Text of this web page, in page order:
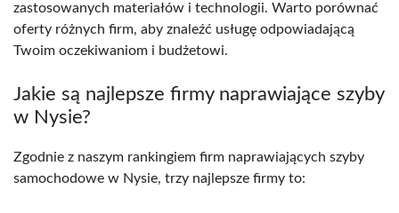
zastosowanych materiałów i technologii. Warto porównać
oferty różnych firm, aby znaleźć usługę odpowiadającą
Twoim oczekiwaniom i budżetowi.
Jakie są najlepsze firmy naprawiające szyby
w Nysie?
Zgodnie z naszym rankingiem firm naprawiających szyby
samochodowe w Nysie, trzy najlepsze firmy to: